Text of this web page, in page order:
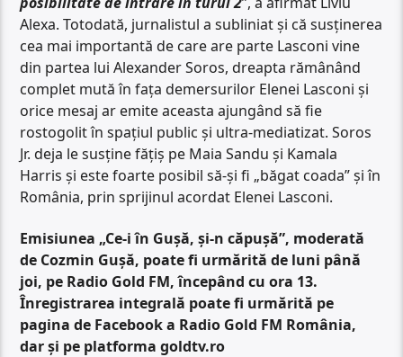
Alexa. Totodată, jurnalistul a subliniat și că susținerea
cea mai importantă de care are parte Lasconi vine
din partea lui Alexander Soros, dreapta rămânând
complet mută în fața demersurilor Elenei Lasconi și
orice mesaj ar emite aceasta ajungând să fie
rostogolit în spațiul public și ultra-mediatizat. Soros
Jr. deja le susține fățiș pe Maia Sandu și Kamala
Harris și este foarte posibil să-și fi „băgat coada” și în
România, prin sprijinul acordat Elenei Lasconi.
Emisiunea „Ce-i în Gușă, și-n căpușă”, moderată
de Cozmin Gușă, poate fi urmărită de luni până
joi, pe Radio Gold FM, începând cu ora 13.
Înregistrarea integrală poate fi urmărită pe
pagina de Facebook a Radio Gold FM România,
dar și pe platforma goldtv.ro